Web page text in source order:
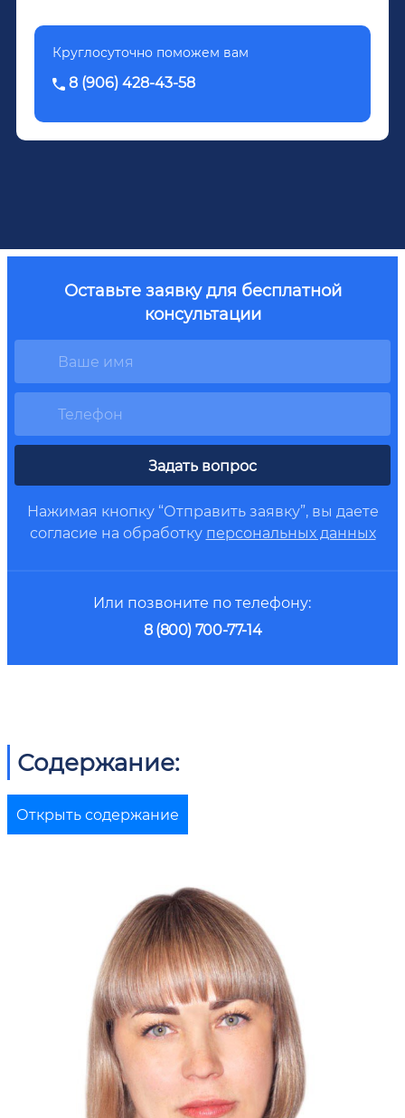
Круглосуточно поможем вам
8 (906) 428-43-58
Оставьте заявку для бесплатной
консультации
Задать вопрос
Нажимая кнопку “Отправить заявку”, вы даете
согласие на обработку персональных данных
Или позвоните по телефону:
8 (800) 700-77-14
Содержание:
Открыть содержание